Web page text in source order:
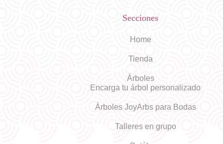
Secciones
Home
Tienda
Árboles
Encarga tu árbol personalizado
Árboles JoyArbs para Bodas
Talleres en grupo